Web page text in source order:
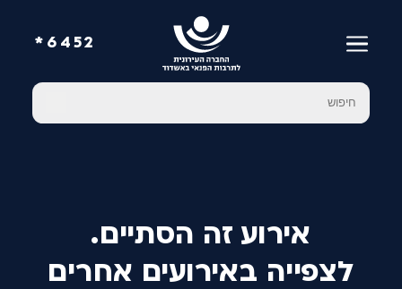
6452*
אירוע זה הסתיים.
לצפייה באירועים אחרים